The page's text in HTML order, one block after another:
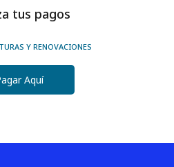
tus pagos
Y RENOVACIONES
Aquí